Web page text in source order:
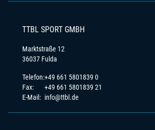
TTBL SPORT GMBH
Marktstraße 12
36037 Fulda
Telefon:
Fax:
E-Mail:
+49 661 5801839 0
+49 661 5801839 21
info@ttbl.de